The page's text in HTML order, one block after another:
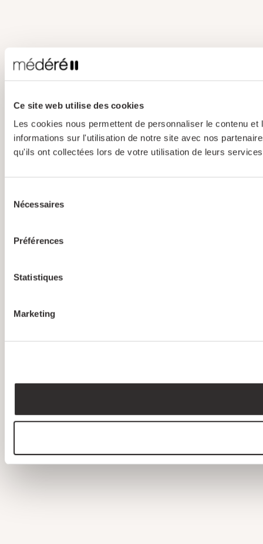
Ce site web utilise des cookies
Les cookies nous permettent de personnaliser le contenu
informations sur l'utilisation de notre site avec nos
qu'ils ont collectées lors de votre utilisation de leurs
Nécessaires
Préférences
Statistiques
Marketing